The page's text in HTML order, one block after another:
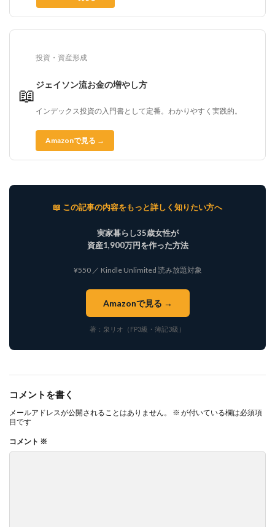
📖
投資・資産形成
ジェイソン流お金の増やし方
インデックス投資の入門書として定番。わかりやすく実践的。
Amazonで見る →
📖 この記事の内容をもっと詳しく知りたい方へ
実家暮らし35歳女性が
資産1,900万円を作った方法
¥550 ／ Kindle Unlimited 読み放題対象
Amazonで見る →
著：泉リオ（FP3級・簿記3級）
コメントを書く
メールアドレスが公開されることはありません。 ※ が付いている欄は必須項
目です
コメント ※